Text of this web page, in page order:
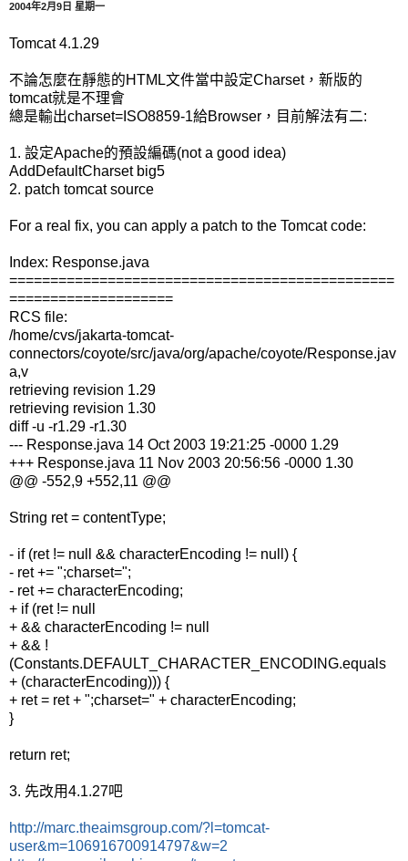
2004年2月9日 星期一
Tomcat 4.1.29
不論怎麼在靜態的HTML文件當中設定Charset，新版的
tomcat就是不理會
總是輸出charset=ISO8859-1給Browser，目前解法有二:
1. 設定Apache的預設編碼(not a good idea)
AddDefaultCharset big5
2. patch tomcat source
For a real fix, you can apply a patch to the Tomcat code:
Index: Response.java
===============================================
====================
RCS file:
/home/cvs/jakarta-tomcat-
connectors/coyote/src/java/org/apache/coyote/Response.jav
a,v
retrieving revision 1.29
retrieving revision 1.30
diff -u -r1.29 -r1.30
--- Response.java 14 Oct 2003 19:21:25 -0000 1.29
+++ Response.java 11 Nov 2003 20:56:56 -0000 1.30
@@ -552,9 +552,11 @@
String ret = contentType;
- if (ret != null && characterEncoding != null) {
- ret += ";charset=";
- ret += characterEncoding;
+ if (ret != null
+ && characterEncoding != null
+ && !
(Constants.DEFAULT_CHARACTER_ENCODING.equals
+ (characterEncoding))) {
+ ret = ret + ";charset=" + characterEncoding;
}
return ret;
3. 先改用4.1.27吧
http://marc.theaimsgroup.com/?l=tomcat-
user&m=106916700914797&w=2